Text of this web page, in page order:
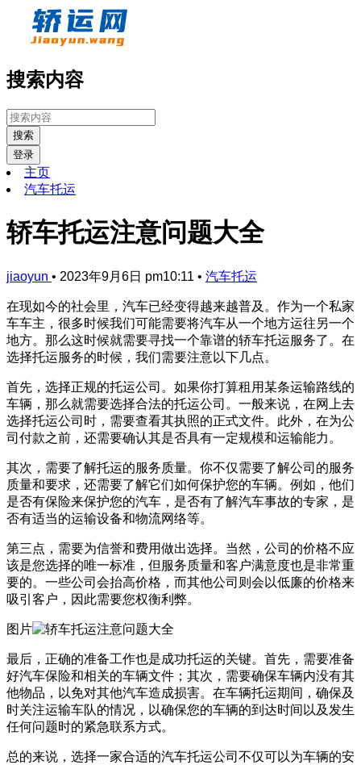
搜索内容
搜索
登录
主页
汽车托运
轿车托运注意问题大全
jiaoyun • 2023年9月6日 pm10:11 • 汽车托运
在现如今的社会里，汽车已经变得越来越普及。作为一个私家
车车主，很多时候我们可能需要将汽车从一个地方运往另一个
地方。那么这时候就需要寻找一个靠谱的轿车托运服务了。在
选择托运服务的时候，我们需要注意以下几点。
首先，选择正规的托运公司。如果你打算租用某条运输路线的
车辆，那么就需要选择合法的托运公司。一般来说，在网上去
选择托运公司时，需要查看其执照的正式文件。此外，在为公
司付款之前，还需要确认其是否具有一定规模和运输能力。
其次，需要了解托运的服务质量。你不仅需要了解公司的服务
质量和要求，还需要了解它们如何保护您的车辆。例如，他们
是否有保险来保护您的汽车，是否有了解汽车事故的专家，是
否有适当的运输设备和物流网络等。
第三点，需要为信誉和费用做出选择。当然，公司的价格不应
该是您选择的唯一标准，但服务质量和客户满意度也是非常重
要的。一些公司会抬高价格，而其他公司则会以低廉的价格来
吸引客户，因此需要您权衡利弊。
图片
最后，正确的准备工作也是成功托运的关键。首先，需要准备
好汽车保险和相关的车辆文件；其次，需要确保车辆内没有其
他物品，以免对其他汽车造成损害。在车辆托运期间，确保及
时关注运输车队的情况，以确保您的车辆的到达时间以及发生
任何问题时的紧急联系方式。
总的来说，选择一家合适的汽车托运公司不仅可以为车辆的安